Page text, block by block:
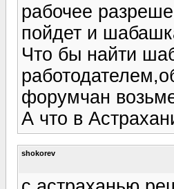
рабочее
пойдет и
Что бы найти
форумчан
А что в
shokorev